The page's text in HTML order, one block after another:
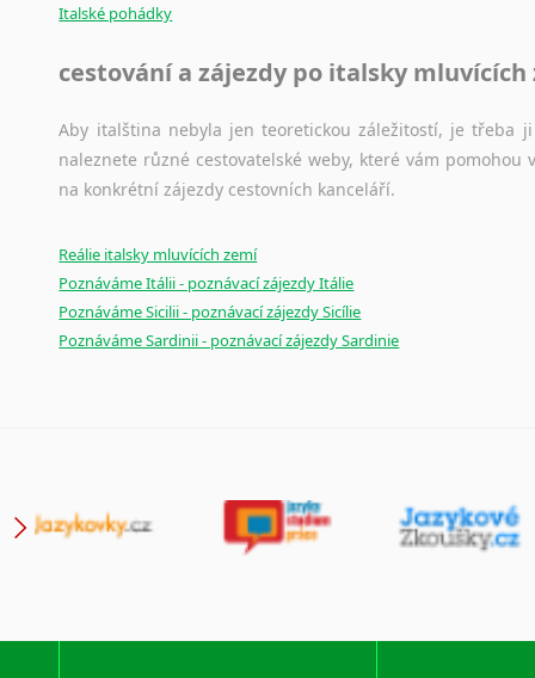
Italské pohádky
cestování a zájezdy po italsky mluvících
Aby italština nebyla jen teoretickou záležitostí, je třeba
naleznete různé cestovatelské weby, které vám
na konkrétní zájezdy cestovních kanceláří.
Reálie italsky mluvících zemí
Poznáváme Itálii - poznávací zájezdy Itálie
Poznáváme Sicilii - poznávací zájezdy Sicílie
Poznáváme Sardinii - poznávací zájezdy Sardinie